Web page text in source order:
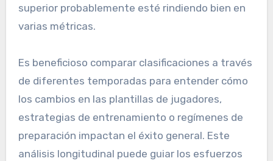
superior probablemente esté rindiendo bien en
varias métricas.
Es beneficioso comparar clasificaciones a través
de diferentes temporadas para entender cómo
los cambios en las plantillas de jugadores,
estrategias de entrenamiento o regímenes de
preparación impactan el éxito general. Este
análisis longitudinal puede guiar los esfuerzos